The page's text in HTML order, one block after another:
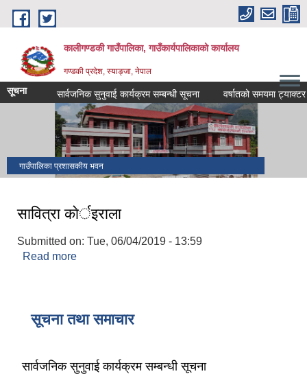
Skip to main content
कालीगण्डकी गाउँपालिका, गाउँकार्यपालिकाको कार्यालय
गण्डकी प्रदेश, स्याङ्जा, नेपाल
सूचना सार्वजनिक सुनुवाई कार्यक्रम सम्बन्धी सूचना वर्षातको समयमा ट्याक्टर
गाउँपालिका प्रशासकीय भवन
सावित्रा काेर्इराला
Submitted on: Tue, 06/04/2019 - 13:59
Read more
सूचना तथा समाचार
सार्वजनिक सुनुवाई कार्यक्रम सम्बन्धी सूचना